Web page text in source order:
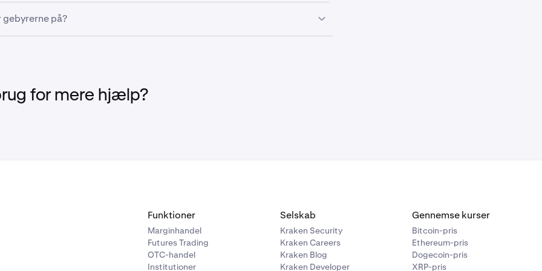
aktiv, hyppighed og beløb for investeringen.
tilstrækkelige midler, vil dit planlagte tilbagevendende køb muligvis ikke
Det er bedst at sikre, at din konto har tilstrækkelig saldo før
for at undgå afbrydelser.
gebyrerne på?
for mere hjælp?
Funktioner
Marginhandel
Futures Trading
OTC-handel
Institutioner
Selskab
Kraken Security
Kraken Careers
Kraken Blog
Kraken Developer
Gennemse kurser
Bitcoin-pris
Ethereum-pris
Dogecoin-pris
XRP-pris